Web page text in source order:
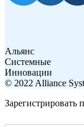
Альянс
Системные
Инновации
© 2022 Alliance
Зарегистрировать